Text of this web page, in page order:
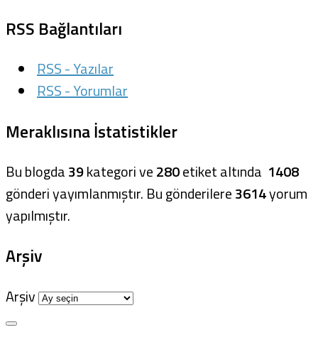
RSS Bağlantıları
RSS - Yazılar
RSS - Yorumlar
Meraklısına İstatistikler
Bu blogda39kategori ve280etiket altında 1408
gönderi yayımlanmıştır. Bu gönderilere3614yorum
yapılmıştır.
Arşiv
Arşiv